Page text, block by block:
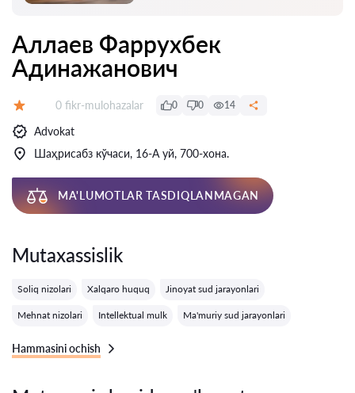
Аллаев Фаррухбек
Адинажанович
Fikrlar:
0 fikr-mulohazalar 0 0 14
Advokat
Шаҳрисабз кўчаси, 16-А уй, 700-хона.
MA'LUMOTLAR TASDIQLANMAGAN
Mutaxassislik
Soliq nizolari Xalqaro huquq Jinoyat sud jarayonlari
Mehnat nizolari Intellektual mulk Ma'muriy sud jarayonlari
Hammasini ochish